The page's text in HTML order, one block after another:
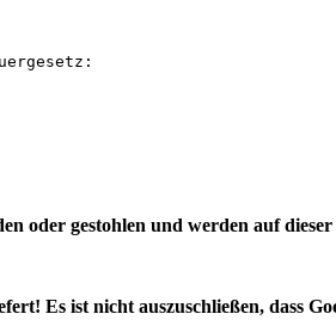
oder gestohlen und werden auf
Es ist nicht auszuschließen, dass